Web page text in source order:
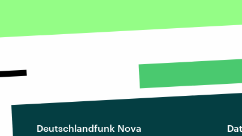
Deutschlandfunk Nova